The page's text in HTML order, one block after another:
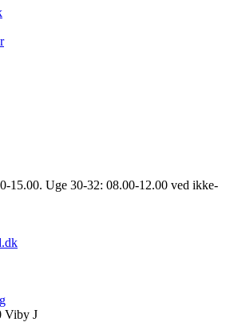
15.00. Uge 30-32: 08.00-12.00 ved ikke-
Viby J